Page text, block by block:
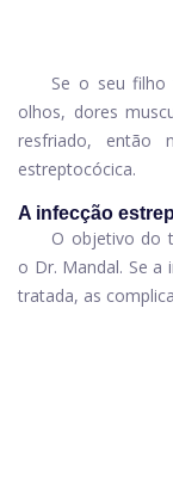
Se o seu filho
olhos, dores
resfriado, então
estreptocócica.
A infecção
O objetivo do
o Dr. Mandal. Se
tratada, as